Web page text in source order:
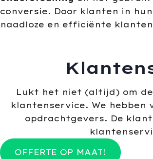
conversie. Door klanten in
naadloze en efficiënte
Lukt het niet (altijd) om de
klantenservice. We hebben
opdrachtgevers. De
OFFERTE OP MAAT!